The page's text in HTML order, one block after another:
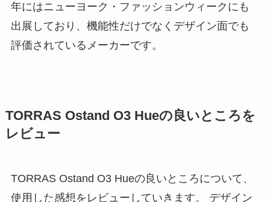
年にはニューヨーク・ファッションウィークにも
出展しており、機能性だけでなくデザイン面でも
評価されているメーカーです。
TORRAS Ostand O3 Hueの良いところを
レビュー
TORRAS Ostand O3 Hueの良いところについて、
使用した感想をレビューしていきます。 デザイン